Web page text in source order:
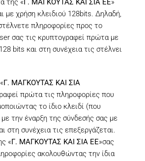
της «Γ. ΜΑΓΚΟΥΤΑΣ ΚΑΙ ΣΙΑ ΕΕ»
με χρήση κλειδιού 128bits. Δηλαδή,
πληροφορίες προς το
σας τις κρυπτογραφεί πρώτα με
bits και στη συνέχεια τις στέλνει
Γ. ΜΑΓΚΟΥΤΑΣ ΚΑΙ ΣΙΑ
πρώτα τις πληροφορίες που
το ίδιο κλειδί (που
την έναρξη της σύνδεσής σας με
στη συνέχεια τις επεξεργάζεται.
«Γ. ΜΑΓΚΟΥΤΑΣ ΚΑΙ ΣΙΑ ΕΕ»σας
ακολουθώντας την ίδια